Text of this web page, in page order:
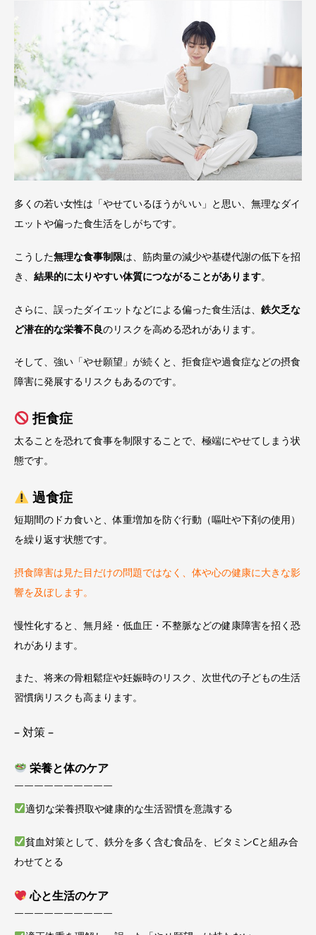
多くの若い女性は「やせているほうがいい」と思い、無理なダイ
エットや偏った食生活をしがちです。
こうした無理な食事制限は、筋肉量の減少や基礎代謝の低下を招
き、 結果的に太りやすい体質につながることがあります。
さらに、誤ったダイエットなどによる偏った食生活は、 鉄欠乏な
ど潜在的な栄養不良のリスクを高める恐れがあります。
そして、強い「やせ願望」が続くと、拒食症や過食症などの摂食
障害に発展するリスクもあるのです。
拒食症
太ることを恐れて食事を制限することで、極端にやせてしまう状
態です。
過食症
短期間のドカ食いと、体重増加を防ぐ行動（嘔吐や下剤の使用）
を繰り返す状態です。
摂食障害は見た目だけの問題ではなく、体や心の健康に大きな影
響を及ぼします。
慢性化すると、無月経・低血圧・不整脈などの健康障害を招く恐
れがあります。
また、将来の骨粗鬆症や妊娠時のリスク、次世代の子どもの生活
習慣病リスクも高まります。
– 対策 –
栄養と体のケア
￣￣￣￣￣￣￣￣￣￣
適切な栄養摂取や健康的な生活習慣を意識する
貧血対策として、鉄分を多く含む食品を、ビタミンCと組み合
わせてとる
心と生活のケア
￣￣￣￣￣￣￣￣￣￣